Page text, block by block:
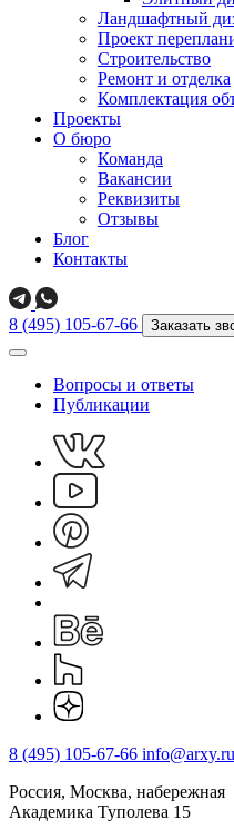
Ландшафтный
Проект
Строительство
Ремонт и отделка
Комплектация
Проекты
О бюро
Команда
Вакансии
Реквизиты
Отзывы
Блог
Контакты
8 (495) 105-67-66 Заказать
Вопросы и ответы
Публикации
8 (495) 105-67-66 info@arxy.ru
Россия, Москва, набережная
Академика Туполева 15